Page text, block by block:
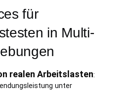
für
in Multi-
realen Arbeitslasten:
unter